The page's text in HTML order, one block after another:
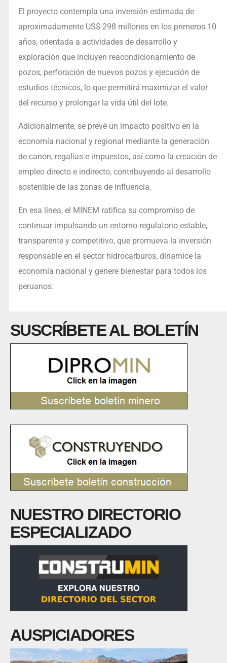
El proyecto contempla una inversión estimada de
aproximadamente US$ 298 millones en los primeros 10
años, orientada a actividades de desarrollo y
exploración que incluyen reacondicionamiento de
pozos, perforación de nuevos pozos y ejecución de
estudios técnicos, lo que permitirá maximizar el valor
del recurso y prolongar la vida útil del lote.
Adicionalmente, se prevé un impacto positivo en la
economía nacional y regional mediante la generación
de canon, regalías e impuestos, así como la creación de
empleo directo e indirecto, contribuyendo al desarrollo
sostenible de las zonas de influencia.
En esa línea, el MINEM ratifica su compromiso de
continuar impulsando un entorno regulatorio estable,
transparente y competitivo, que promueva la inversión
responsable en el sector hidrocarburos, dinamice la
economía nacional y genere bienestar para todos los
peruanos.
SUSCRÍBETE AL BOLETÍN
NUESTRO DIRECTORIO
ESPECIALIZADO
AUSPICIADORES